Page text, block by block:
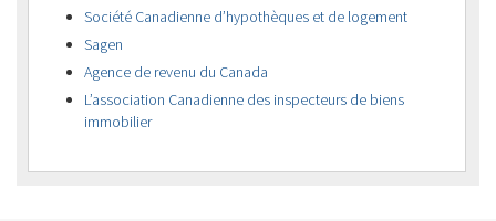
Société Canadienne d’hypothèques et de logement
Sagen
Agence de revenu du Canada
L’association Canadienne des inspecteurs de biens
immobilier